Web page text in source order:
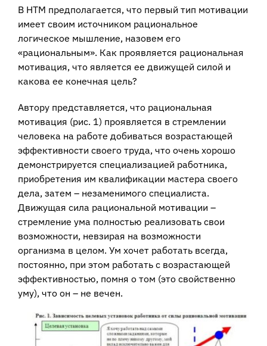
В НТМ предполагается, что первый тип мотивации
имеет своим источником рациональное
логическое мышление, назовем его
«рациональным». Как проявляется рациональная
мотивация, что является ее движущей силой и
какова ее конечная цель?
Автору представляется, что рациональная
мотивация (рис. 1) проявляется в стремлении
человека на работе добиваться возрастающей
эффективности своего труда, что очень хорошо
демонстрируется специализацией работника,
приобретения им квалификации мастера своего
дела, затем – незаменимого специалиста.
Движущая сила рациональной мотивации –
стремление ума полностью реализовать свои
возможности, невзирая на возможности
организма в целом. Ум хочет работать всегда,
постоянно, при этом работать с возрастающей
эффективностью, помня о том (это свойственно
уму), что он – не вечен.